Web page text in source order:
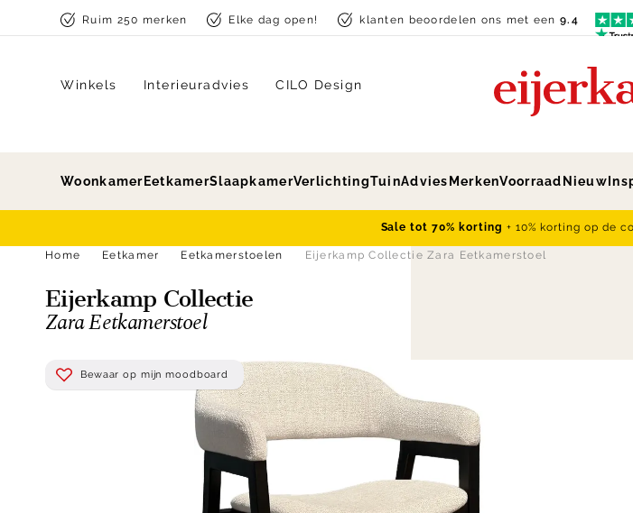
Skip to contentRuim 250 merken Elke dag open! klanten beoordelen ons met een9.4
Winkels Interieuradvies CILO Design
Woonkamer EetkamerSlaapkamerVerlichtingTuinAdvies MerkenVoorraad Nieuw
Sale tot 70% korting + 10% korting op de
Home
Eetkamer Eetkamerstoelen Eijerkamp Collectie Zara Eetkamerstoel
Eijerkamp Collectie
Zara Eetkamerstoel
Bewaar op mijn moodboard